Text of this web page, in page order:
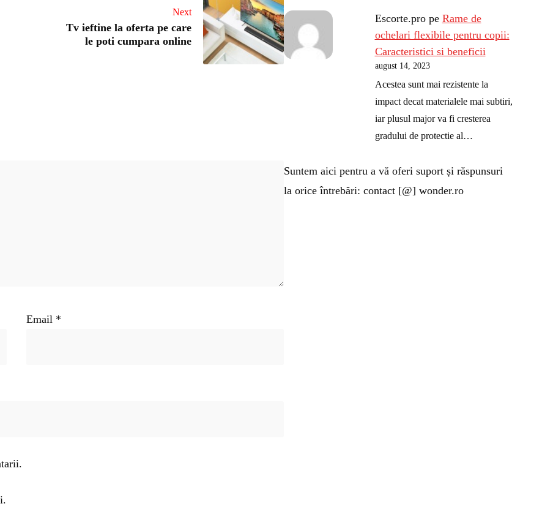
Next
Tv ieftine la oferta pe care
le poti cumpara online
Email *
Escorte.prope Rame de
ochelari flexibile pentru copii:
Caracteristici si beneficii
august 14, 2023
Acestea sunt mai rezistente la
impact decat materialele mai subtiri,
iar plusul major va fi cresterea
gradului de protectie al…
Suntem aici pentru a vă oferi suport și răspunsuri
la orice întrebări: contact [@] wonder.ro